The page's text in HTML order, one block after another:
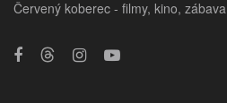
Červený koberec - filmy, kino, zábava